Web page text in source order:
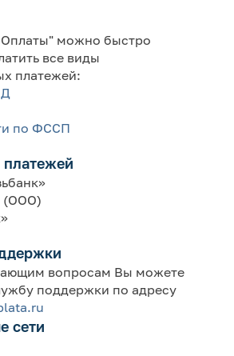
можно быстро
все виды
платежей:
по ФССП
(ООО)
вопросам Вы можете
поддержки по адресу
сети